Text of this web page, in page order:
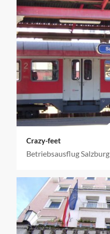
Crazy-feet
Betriebsausflug Salzburg